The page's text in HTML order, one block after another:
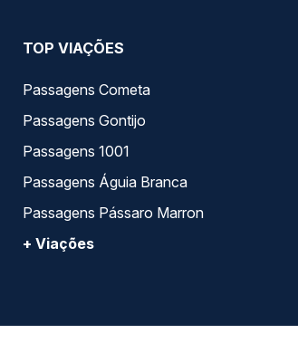
TOP VIAÇÕES
Passagens Cometa
Passagens Gontijo
Passagens 1001
Passagens Águia Branca
Passagens Pássaro Marron
+ Viações